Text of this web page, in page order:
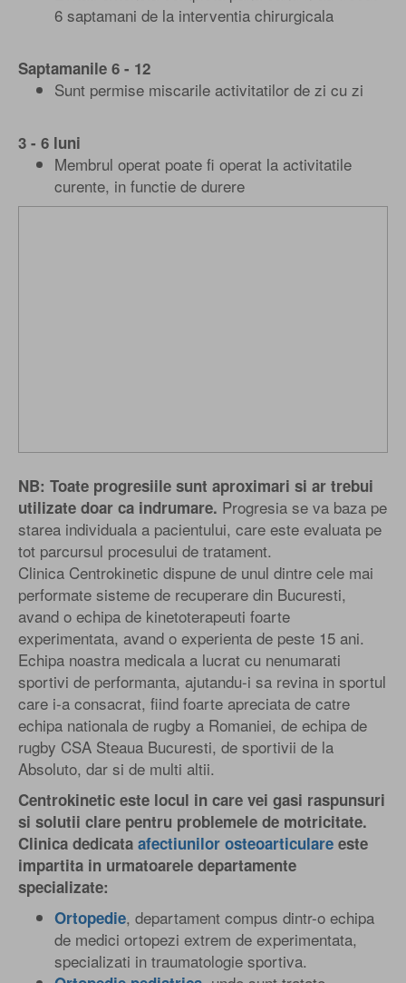
6 saptamani de la interventia chirurgicala
Saptamanile 6 - 12
Sunt permise miscarile activitatilor de zi cu zi
3 - 6 luni
Membrul operat poate fi operat la activitatile
curente, in functie de durere
NB: Toate progresiile sunt aproximari si ar trebui
utilizate doar ca indrumare. Progresia se va baza pe
starea individuala a pacientului, care este evaluata pe
tot parcursul procesului de tratament.
Clinica Centrokinetic dispune de unul dintre cele mai
performate sisteme de recuperare din Bucuresti,
avand o echipa de kinetoterapeuti foarte
experimentata, avand o experienta de peste 15 ani.
Echipa noastra medicala a lucrat cu nenumarati
sportivi de performanta, ajutandu-i sa revina in sportul
care i-a consacrat, fiind foarte apreciata de catre
echipa nationala de rugby a Romaniei, de echipa de
rugby CSA Steaua Bucuresti, de sportivii de la
Absoluto, dar si de multi altii.
Centrokinetic este locul in care vei gasi raspunsuri
si solutii clare pentru problemele de motricitate.
Clinica dedicata afectiunilor osteoarticulare este
impartita in urmatoarele departamente
specializate:
Ortopedie, departament compus dintr-o echipa
de medici ortopezi extrem de experimentata,
specializati in traumatologie sportiva.